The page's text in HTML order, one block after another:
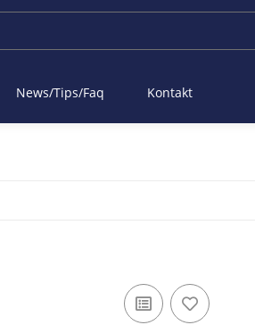
News/Tips/Faq Kontakt